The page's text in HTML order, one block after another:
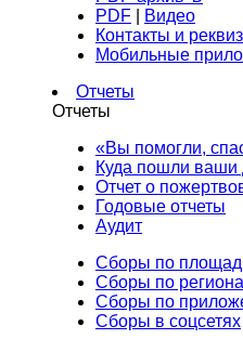
PDF
Видео
Контакты и
Мобильные
Отчеты
Отчеты
«Вы помогли,
Куда пошли ваши
Отчет о
Годовые отчеты
Аудит
Сборы по
Сборы по
Сборы по
Сборы в соцсетях